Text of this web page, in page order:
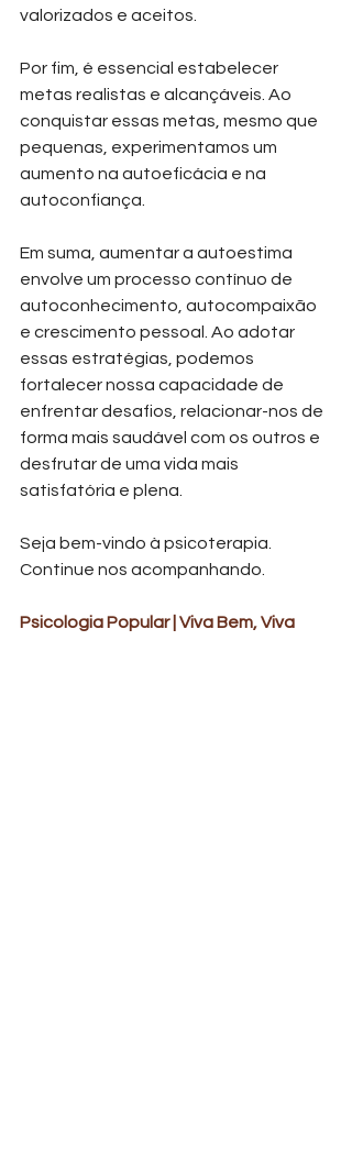
valorizados e aceitos.
Por fim, é essencial estabelecer
metas realistas e alcançáveis. Ao
conquistar essas metas, mesmo que
pequenas, experimentamos um
aumento na autoeficácia e na
autoconfiança.
Em suma, aumentar a autoestima
envolve um processo contínuo de
autoconhecimento, autocompaixão
e crescimento pessoal. Ao adotar
essas estratégias, podemos
fortalecer nossa capacidade de
enfrentar desafios, relacionar-nos de
forma mais saudável com os outros e
desfrutar de uma vida mais
satisfatória e plena.
Seja bem-vindo à psicoterapia.
Continue nos acompanhando.
Psicologia Popular | Viva Bem, Viva